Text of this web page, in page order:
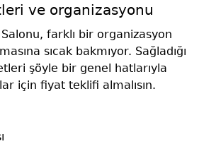
ve organizasyonu
farklı bir organizasyon
sıcak bakmıyor. Sağladığı
şöyle bir genel hatlarıyla
için fiyat teklifi almalısın.